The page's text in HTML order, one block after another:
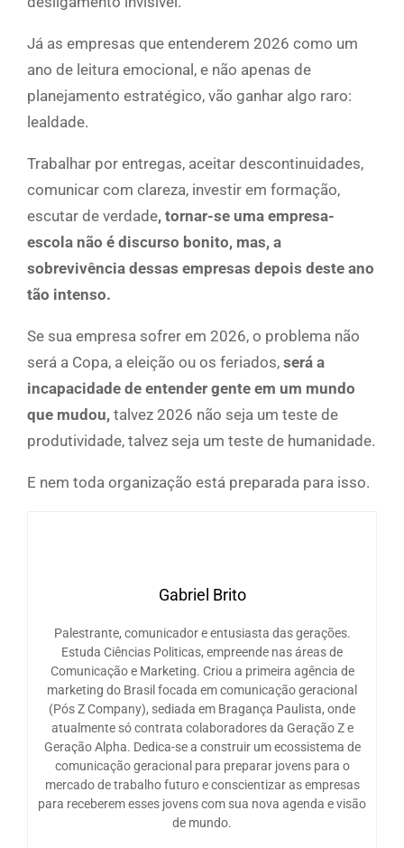
Já as empresas que entenderem 2026 como um
ano de leitura emocional, e não apenas de
planejamento estratégico, vão ganhar algo raro:
lealdade.
Trabalhar por entregas, aceitar descontinuidades,
comunicar com clareza, investir em formação,
escutar de verdade, tornar-se uma empresa-
escola não é discurso bonito, mas, a
sobrevivência dessas empresas depois deste ano
tão intenso.
Se sua empresa sofrer em 2026, o problema não
será a Copa, a eleição ou os feriados, será a
incapacidade de entender gente em um mundo
que mudou, talvez 2026 não seja um teste de
produtividade, talvez seja um teste de humanidade.
E nem toda organização está preparada para isso.
Gabriel Brito
Palestrante, comunicador e entusiasta das gerações.
Estuda Ciências Politicas, empreende nas áreas de
Comunicação e Marketing. Criou a primeira agência de
marketing do Brasil focada em comunicação geracional
(Pós Z Company), sediada em Bragança Paulista, onde
atualmente só contrata colaboradores da Geração Z e
Geração Alpha. Dedica-se a construir um ecossistema de
comunicação geracional para preparar jovens para o
mercado de trabalho futuro e conscientizar as empresas
para receberem esses jovens com sua nova agenda e visão
de mundo.